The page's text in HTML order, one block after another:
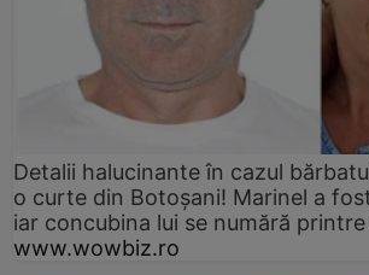
Detalii halucinante în cazul
o curte din Botoșani! Marinel a
iar concubina lui se numără
www.wowbiz.ro